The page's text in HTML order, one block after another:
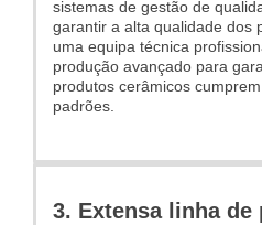
sistemas de gestão de
garantir a alta qualidade dos
uma equipa técnica
produção avançado para
produtos cerâmicos
padrões.
3. Extensa linha de